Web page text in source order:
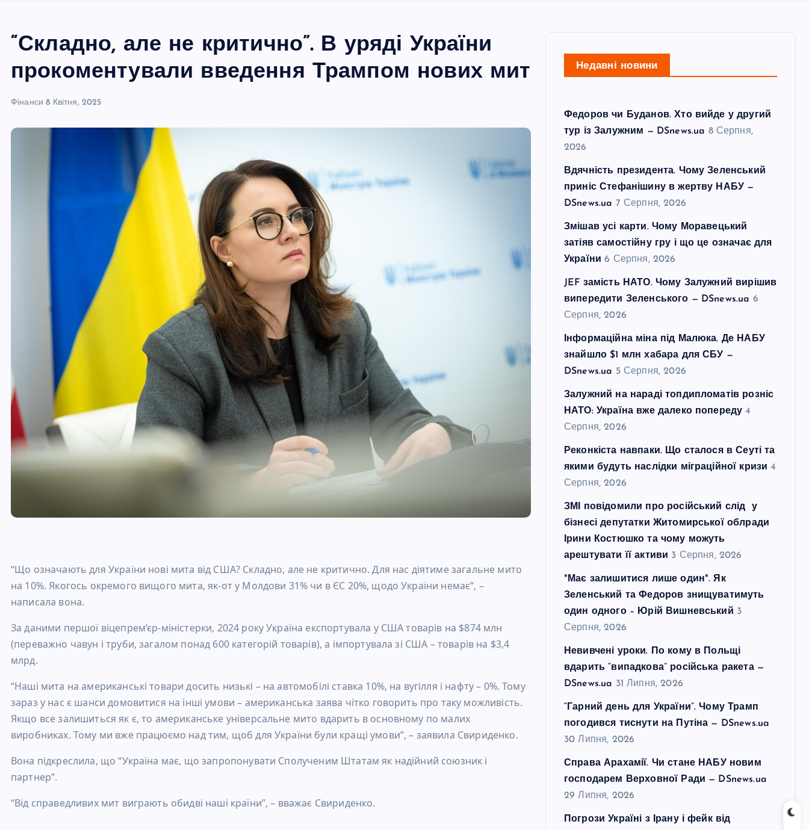
“Складно, але не критично”. В уряді України
прокоментували введення Трампом нових мит
Фінанси 8 Квітня, 2025
“Що означають для України нові мита від США? Складно, але не критично. Для нас діятиме загальне мито
на 10%. Якогось окремого вищого мита, як-от у Молдови 31% чи в ЄС 20%, щодо України немає”, –
написала вона.
За даними першої віцепрем’єр-міністерки, 2024 року Україна експортувала у США товарів на $874 млн
(переважно чавун і труби, загалом понад 600 категорій товарів), а імпортувала зі США – товарів на $3,4
млрд.
“Наші мита на американські товари досить низькі – на автомобілі ставка 10%, на вугілля і нафту – 0%. Тому
зараз у нас є шанси домовитися на інші умови – американська заява чітко говорить про таку можливість.
Якщо все залишиться як є, то американське універсальне мито вдарить в основному по малих
виробниках. Тому ми вже працюємо над тим, щоб для України були кращі умови”, – заявила Свириденко.
Вона підкреслила, що “Україна має, що запропонувати Сполученим Штатам як надійний союзник і
партнер”.
“Від справедливих мит виграють обидві наші країни”, – вважає Свириденко.
Недавні новини
Федоров чи Буданов. Хто вийде у другий
тур із Залужним — DSnews.ua 8 Серпня,
2026
Вдячність президента. Чому Зеленський
приніс Стефанішину в жертву НАБУ —
DSnews.ua 7 Серпня, 2026
Змішав усі карти. Чому Моравецький
затіяв самостійну гру і що це означає для
України 6 Серпня, 2026
JEF замість НАТО. Чому Залужний вирішив
випередити Зеленського — DSnews.ua 6
Серпня, 2026
Інформаційна міна під Малюка. Де НАБУ
знайшло $1 млн хабара для СБУ —
DSnews.ua 5 Серпня, 2026
Залужний на нараді топдипломатів розніс
НАТО: Україна вже далеко попереду 4
Серпня, 2026
Реконкіста навпаки. Що сталося в Сеуті та
якими будуть наслідки міграційної кризи 4
Серпня, 2026
ЗМІ повідомили про російський слід у
бізнесі депутатки Житомирської облради
Ірини Костюшко та чому можуть
арештувати її активи 3 Серпня, 2026
"Має залишитися лише один". Як
Зеленський та Федоров знищуватимуть
один одного – Юрій Вишневський 3
Серпня, 2026
Невивчені уроки. По кому в Польщі
вдарить “випадкова” російська ракета —
DSnews.ua 31 Липня, 2026
“Гарний день для України”. Чому Трамп
погодився тиснути на Путіна — DSnews.ua
30 Липня, 2026
Справа Арахамії. Чи стане НАБУ новим
господарем Верховної Ради — DSnews.ua
29 Липня, 2026
Погрози Україні з Ірану і фейк від